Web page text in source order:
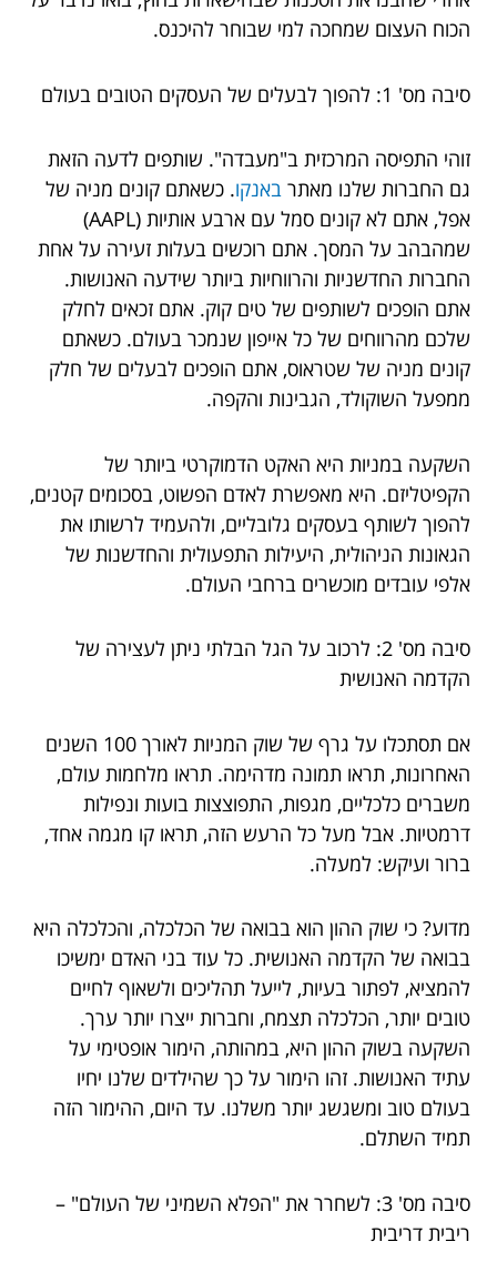
הכוח העצום שמחכה למי שבוחר להיכנס.
סיבה מס' 1: להפוך לבעלים של העסקים הטובים בעולם
זוהי התפיסה המרכזית ב"מעבדה". שותפים לדעה הזאת
גם החברות שלנו מאתר באנקו. כשאתם קונים מניה של
אפל, אתם לא קונים סמל עם ארבע אותיות (AAPL)
שמהבהב על המסך. אתם רוכשים בעלות זעירה על אחת
החברות החדשניות והרווחיות ביותר שידעה האנושות.
אתם הופכים לשותפים של טים קוק. אתם זכאים לחלק
שלכם מהרווחים של כל אייפון שנמכר בעולם. כשאתם
קונים מניה של שטראוס, אתם הופכים לבעלים של חלק
ממפעל השוקולד, הגבינות והקפה.
השקעה במניות היא האקט הדמוקרטי ביותר של
הקפיטליזם. היא מאפשרת לאדם הפשוט, בסכומים קטנים,
להפוך לשותף בעסקים גלובליים, ולהעמיד לרשותו את
הגאונות הניהולית, היעילות התפעולית והחדשנות של
אלפי עובדים מוכשרים ברחבי העולם.
סיבה מס' 2: לרכוב על הגל הבלתי ניתן לעצירה של
הקדמה האנושית
אם תסתכלו על גרף של שוק המניות לאורך 100 השנים
האחרונות, תראו תמונה מדהימה. תראו מלחמות עולם,
משברים כלכליים, מגפות, התפוצצות בועות ונפילות
דרמטיות. אבל מעל כל הרעש הזה, תראו קו מגמה אחד,
ברור ועיקש: למעלה.
מדוע? כי שוק ההון הוא בבואה של הכלכלה, והכלכלה היא
בבואה של הקדמה האנושית. כל עוד בני האדם ימשיכו
להמציא, לפתור בעיות, לייעל תהליכים ולשאוף לחיים
טובים יותר, הכלכלה תצמח, וחברות ייצרו יותר ערך.
השקעה בשוק ההון היא, במהותה, הימור אופטימי על
עתיד האנושות. זהו הימור על כך שהילדים שלנו יחיו
בעולם טוב ומשגשג יותר משלנו. עד היום, ההימור הזה
תמיד השתלם.
סיבה מס' 3: לשחרר את "הפלא השמיני של העולם" –
ריבית דריבית